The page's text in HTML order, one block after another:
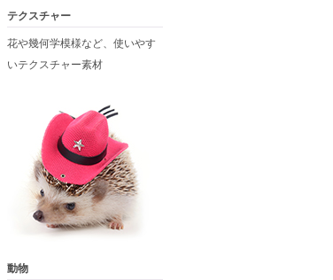
テクスチャー
花や幾何学模様など、使いやす
いテクスチャー素材
動物